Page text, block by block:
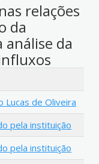
relações
da
análise da
Lucas de Oliveira
pela instituição
pela instituição